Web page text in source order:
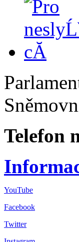
Telefon
YouTube
Facebook
Twitter